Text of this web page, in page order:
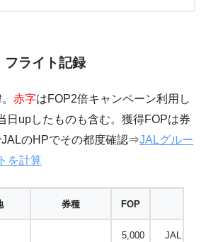
フライト記録
赤字はFOP2倍キャンペーン利用し
日upしたものも含む。獲得FOPは券
のHPでその都度確認⇒JALグルー
を計算
券種 FOP
5,000 JALカー